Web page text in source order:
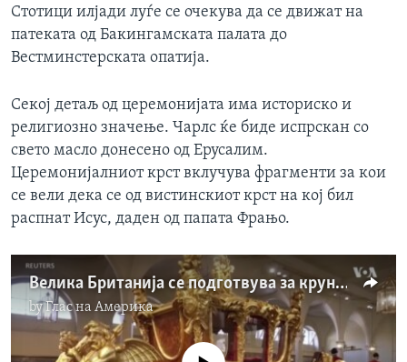
Стотици илјади луѓе се очекува да се движат на
патеката од Бакингамската палата до
Вестминстерската опатија.
Секој детаљ од церемонијата има историско и
религиозно значење. Чарлс ќе биде испрскан со
свето масло донесено од Ерусалим.
Церемонијалниот крст вклучува фрагменти за кои
се вели дека се од вистинскиот крст на кој бил
распнат Исус, даден од папата Фрањо.
Велика Британија се подготвува за крунисување на кралот Чарлс Трети
byГлас на Америка
No media source currently available